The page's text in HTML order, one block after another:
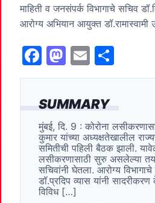
SUMMARY
मुंबई, दि. 9 : कोरोना
कुमार यांच्या अध्यक्षतेखालील
समितीची पहिली बैठक झाली.
लसीकरणासाठी सुरु असलेल्या
सचिवांनी घेतला. आरोग्य
डॉ.प्रदिप व्यास यांनी
विविध […]
माहिती व जनसंपर्क विभागाचे सचिव
आरोग्य अभियान आयुक्त डॉ.रामास्वामी
F
a
c
e
b
o
o
k
M
a
st
o
d
o
n
E
m
ai
l
h